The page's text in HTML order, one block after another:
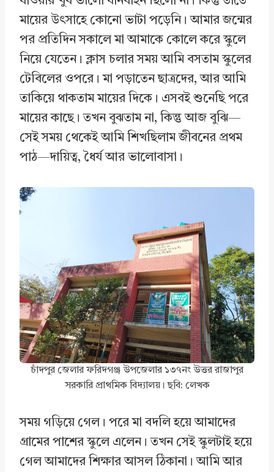
মায়ের উৎসাহে কোনো ভাটা পড়েনি। আমার জন্মের
পর প্রতিদিন সকালে মা আমাকে কোলে করে স্কুলে
নিয়ে যেতেন। ক্লাস চলার সময় আমি বসতাম স্কুলের
টেবিলের ওপরে। মা পড়াতেন ছাত্রদের, আর আমি
তাকিয়ে থাকতাম মায়ের দিকে। এসবই শুনেছি পরে
মায়ের কাছে। তখন বুঝতাম না, কিন্তু আজ বুঝি—
সেই সময় থেকেই আমি শিখছিলাম জীবনের প্রথম
পাঠ—দায়িত্ব, ধৈর্য আর ভালোবাসা।
চাঁদপুর জেলার ফরিদগঞ্জ উপজেলার ১৩৭নং উত্তর রাজাপুর
সরকারি প্রাথমিক বিদ্যালয়। ছবি: লেখক
সময় গড়িয়ে গেল। পরে মা বদলি হয়ে আমাদের
গ্রামের পাশের স্কুলে এলেন। তখন সেই স্কুলটাই হয়ে
গেল আমাদের শিক্ষার আসল ঠিকানা। আমি আর